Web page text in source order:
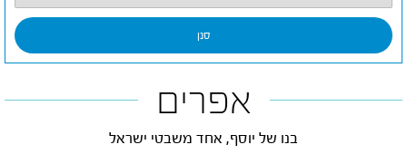
אפרים
בנו של יוסף, אחד משבטי ישראל